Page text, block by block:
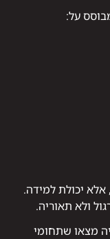
, אלא יכולת למידה.
ולא תאוריה.
מצאו שתחומי